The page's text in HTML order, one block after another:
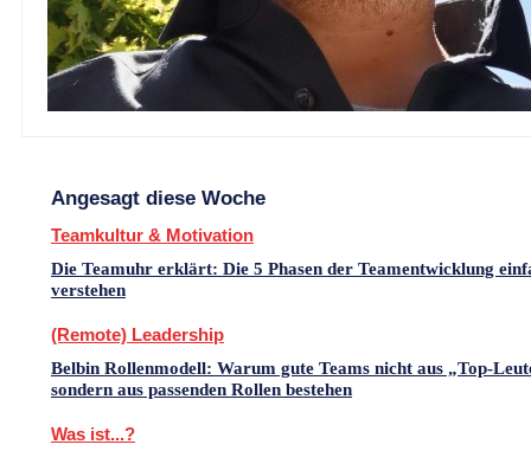
Angesagt diese Woche
Teamkultur & Motivation
Die Teamuhr erklärt: Die 5 Phasen der Teamentwicklung
verstehen
(Remote) Leadership
Belbin Rollenmodell: Warum gute Teams nicht aus „Top-
sondern aus passenden Rollen bestehen
Was ist...?